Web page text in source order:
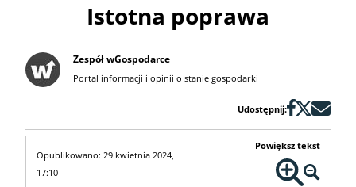
Istotna poprawa
Zespół wGospodarce
Portal informacji i opinii o stanie gospodarki
Udostępnij:
Opublikowano: 29 kwietnia 2024,
17:10
Powiększ tekst